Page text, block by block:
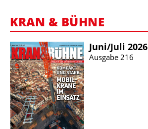
KRAN & BÜHNE
Juni/​Juli 2026
Ausgabe 216